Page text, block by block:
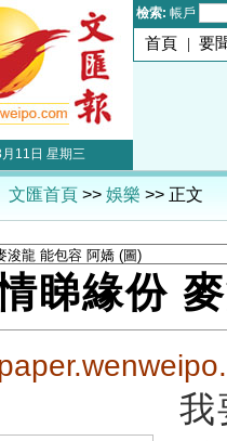
檢索: 帳戶
首頁 | 要
11日 星期三
文匯首頁 >> 娛樂 >> 正文
睇緣份
我